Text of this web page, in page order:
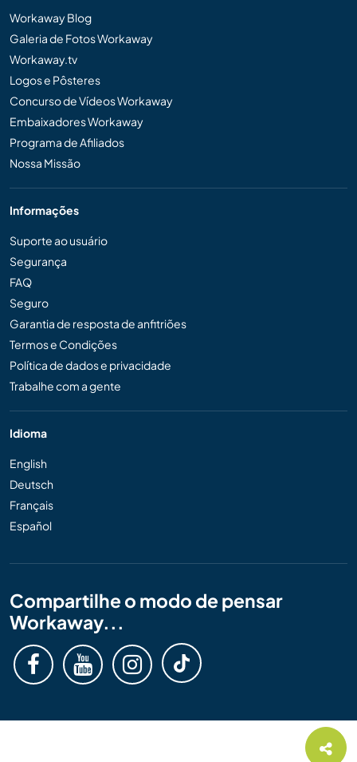
Workaway Blog
Galeria de Fotos Workaway
Workaway.tv
Logos e Pôsteres
Concurso de Vídeos Workaway
Embaixadores Workaway
Programa de Afiliados
Nossa Missão
Informações
Suporte ao usuário
Segurança
FAQ
Seguro
Garantia de resposta de anfitriões
Termos e Condições
Política de dados e privacidade
Trabalhe com a gente
Idioma
English
Deutsch
Français
Español
Compartilhe o modo de pensar
Workaway...